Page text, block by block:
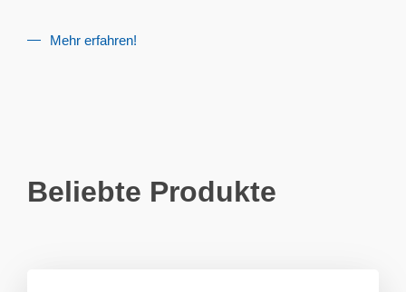
Mehr erfahren!
Beliebte Produkte